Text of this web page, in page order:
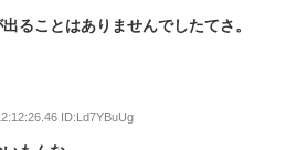
ることはありませんでしたてさ。
ID:Ld7YBuUg